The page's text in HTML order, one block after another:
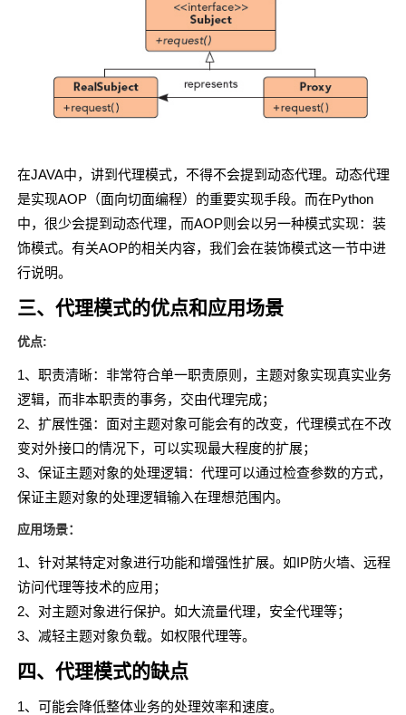
在JAVA中，讲到代理模式，不得不会提到动态代理。动态代理
是实现AOP（面向切面编程）的重要实现手段。而在Python
中，很少会提到动态代理，而AOP则会以另一种模式实现：装
饰模式。有关AOP的相关内容，我们会在装饰模式这一节中进
行说明。
三、代理模式的优点和应用场景
优点:
1、职责清晰：非常符合单一职责原则，主题对象实现真实业务
逻辑，而非本职责的事务，交由代理完成；
2、扩展性强：面对主题对象可能会有的改变，代理模式在不改
变对外接口的情况下，可以实现最大程度的扩展；
3、保证主题对象的处理逻辑：代理可以通过检查参数的方式，
保证主题对象的处理逻辑输入在理想范围内。
应用场景：
1、针对某特定对象进行功能和增强性扩展。如IP防火墙、远程
访问代理等技术的应用；
2、对主题对象进行保护。如大流量代理，安全代理等；
3、减轻主题对象负载。如权限代理等。
四、代理模式的缺点
1、可能会降低整体业务的处理效率和速度。